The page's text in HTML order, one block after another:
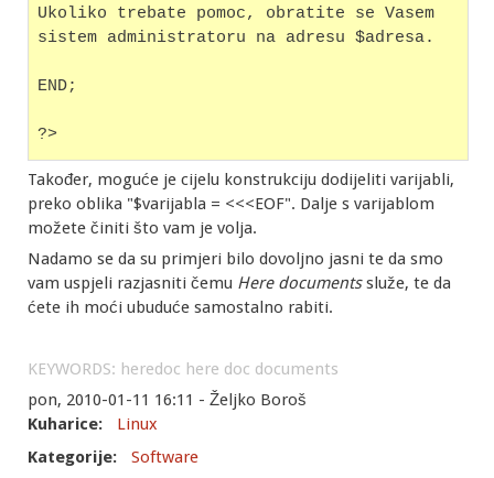
Ukoliko trebate pomoc, obratite se Vasem
sistem administratoru na adresu $adresa.
END;
?>
Također, moguće je cijelu konstrukciju dodijeliti varijabli,
preko oblika "$varijabla = <<<EOF". Dalje s varijablom
možete činiti što vam je volja.
Nadamo se da su primjeri bilo dovoljno jasni te da smo
vam uspjeli razjasniti čemu Here documentssluže, te da
ćete ih moći ubuduće samostalno rabiti.
KEYWORDS: heredoc here doc documents
pon, 2010-01-11 16:11 - Željko Boroš
Kuharice:
Linux
Kategorije:
Software